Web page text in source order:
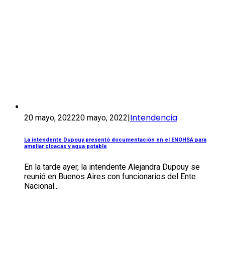
20 mayo, 202220 mayo, 2022|Intendencia
La intendente Dupouy presentó documentación en el ENOHSA para
ampliar cloacas y agua potable
En la tarde ayer, la intendente Alejandra Dupouy se
reunió en Buenos Aires con funcionarios del Ente
Nacional...